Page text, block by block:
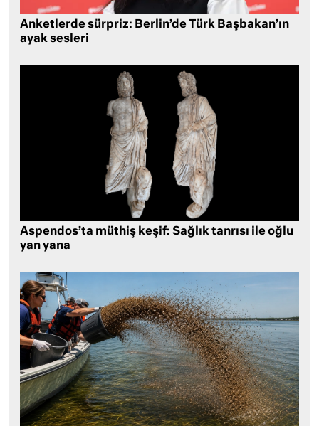
Anketlerde sürpriz: Berlin’de Türk Başbakan’ın
ayak sesleri
Aspendos’ta müthiş keşif: Sağlık tanrısı ile oğlu
yan yana